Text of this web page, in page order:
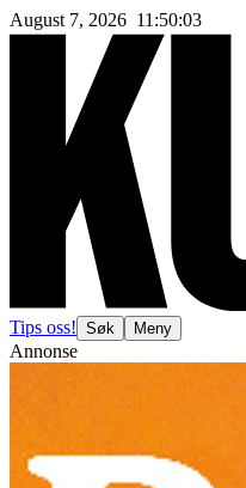
August 7, 2026 11 :50:05
Tips oss! Søk Meny
Annonse